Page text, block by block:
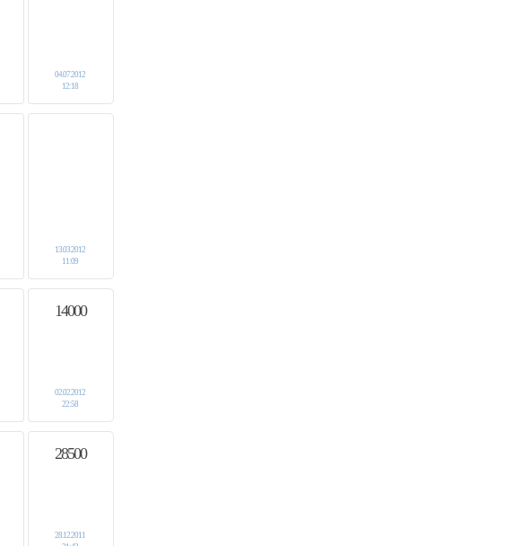
04.07.2012
12:18
13.03.2012
11:09
14000
02.02.2012
22:58
28500
28.12.2011